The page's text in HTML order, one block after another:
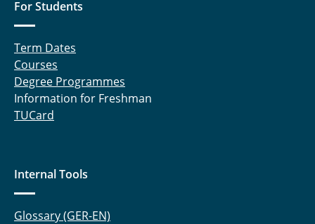
For Students
Term Dates
Courses
Degree Programmes
Information for Freshman
TUCard
Internal Tools
Glossary (GER-EN)